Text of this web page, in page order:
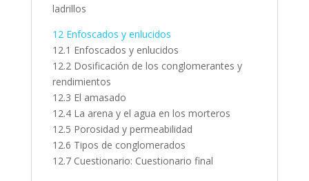
ladrillos
12 Enfoscados y enlucidos
12.1 Enfoscados y enlucidos
12.2 Dosificación de los conglomerantes y
rendimientos
12.3 El amasado
12.4 La arena y el agua en los morteros
12.5 Porosidad y permeabilidad
12.6 Tipos de conglomerados
12.7 Cuestionario: Cuestionario final